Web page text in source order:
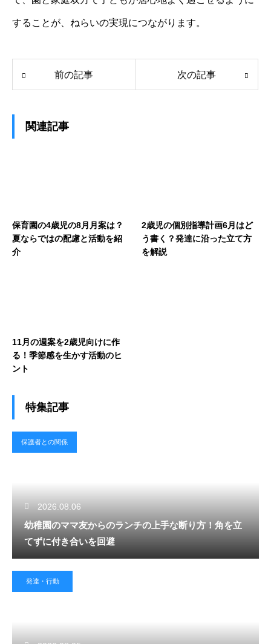
することが、ねらいの実現につながります。
前の記事 次の記事
関連記事
保育園の4歳児の8月月案は？
夏ならではの配慮と活動を紹
介
2歳児の個別指導計画6月はど
う書く？発達に沿った立て方
を解説
11月の週案を2歳児向けに作
る！季節感を生かす活動のヒ
ント
特集記事
保護者との関係
2026.08.06
幼稚園のママ友からのランチの上手な断り方！角を立
てずに付き合いを回避
発達・行動